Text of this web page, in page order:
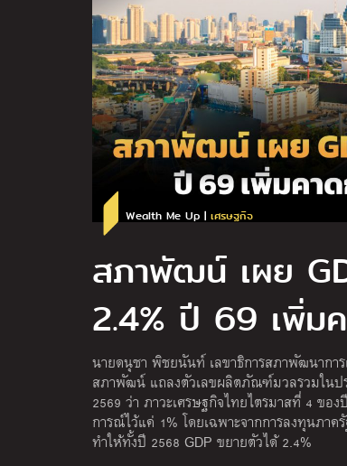
Wealth Me Up | เศรษฐกิจ
สภาพัฒน์ เผย
2.4% ปี 69 เพิ่ม
นายดนุชา พิชยนันท์ เลขาธิการสภาพัฒนากา
สภาพัฒน์ แถลงตัวเลขผลิตภัณฑ์มวลรวมในป
2569 ว่า ภาวะเศรษฐกิจไทยไตรมาสที่ 4 ขอ
การณ์ไว้แค่ 1% โดยเฉพาะจากการลงทุนภาค
ทำให้ทั้งปี 2568 GDP ขยายตัวได้ 2.4%